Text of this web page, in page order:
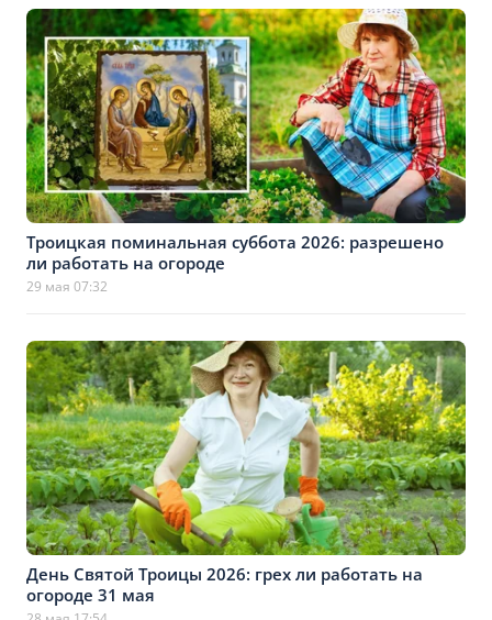
Троицкая поминальная суббота 2026: разрешено
ли работать на огороде
29 мая 07:32
День Святой Троицы 2026: грех ли работать на
огороде 31 мая